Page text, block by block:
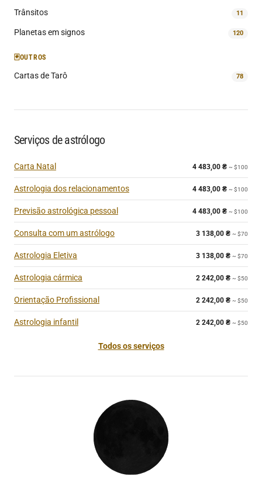
Trânsitos 11
Planetas em signos 120
🃏OUTROS
Cartas de Tarô 78
Serviços de astrólogo
Carta Natal 4 483,00 ₴ ~ $100
Astrologia dos relacionamentos 4 483,00 ₴ ~ $100
Previsão astrológica pessoal 4 483,00 ₴ ~ $100
Consulta com um astrólogo 3 138,00 ₴ ~ $70
Astrologia Eletiva 3 138,00 ₴ ~ $70
Astrologia cármica 2 242,00 ₴ ~ $50
Orientação Profissional 2 242,00 ₴ ~ $50
Astrologia infantil 2 242,00 ₴ ~ $50
Todos os serviços